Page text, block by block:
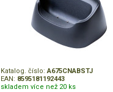
Katalog. číslo:A675CNABSTJ
EAN: 8595181192443
skladem více než 20 ks